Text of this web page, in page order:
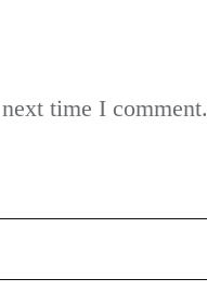
time I comment.